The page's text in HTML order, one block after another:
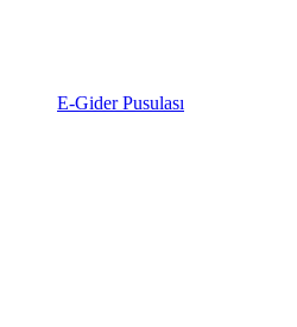
E-Gider Pusulası